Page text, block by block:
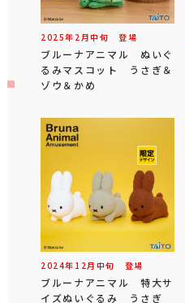
2025年 2 月中旬 登場
ブルーナアニマル ぬいぐ
るみマスコット うさぎ＆
ゾウ＆かめ
2024年 12 月 中旬 登場
ブルーナアニマル 特大サ
イズぬいぐるみ うさぎ